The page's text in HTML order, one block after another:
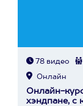
78 видео
Онлайн
Онлайн-
хэндпане, с